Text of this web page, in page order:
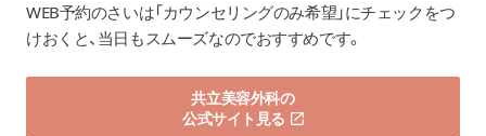
WEB予約のさいは「カウンセリングのみ希望」にチェックをつ
けおくと、当日もスムーズなのでおすすめです。
共立美容外科の
公式サイト見る